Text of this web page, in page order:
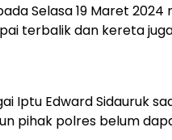
Selasa 19 Maret
terbalik dan kereta
Iptu Edward Sidauruk
pihak polres belum